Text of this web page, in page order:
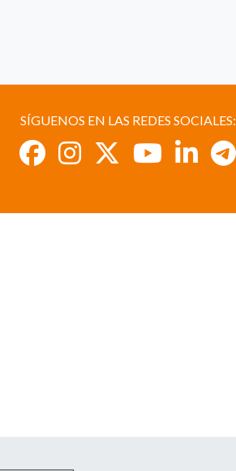
SÍGUENOS EN LAS REDES SOCIALES: